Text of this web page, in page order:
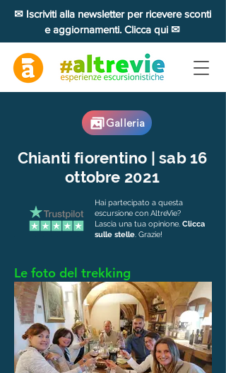
✉ Iscriviti alla newsletter per ricevere sconti
e aggiornamenti. Clicca qui ✉
Galleria
Chianti fiorentino | sab 16
ottobre 2021
Hai partecipato a questa
escursione con AltreVie?
Lascia una tua opinione. Clicca
sulle stelle. Grazie!
Le foto del trekking